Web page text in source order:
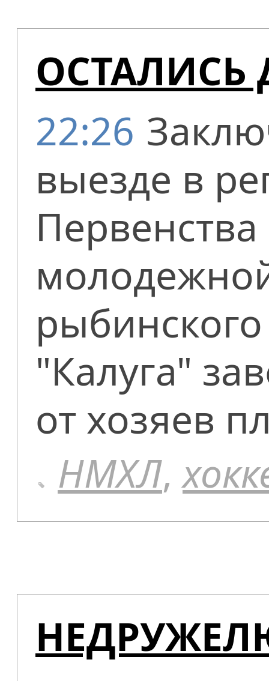
22:26
выезде в
"Калуга"
от хозяев
НМХЛ,